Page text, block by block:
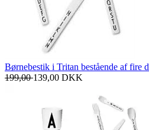
Børnebestik i Tritan bestående af fire
199,00139,00 DKK